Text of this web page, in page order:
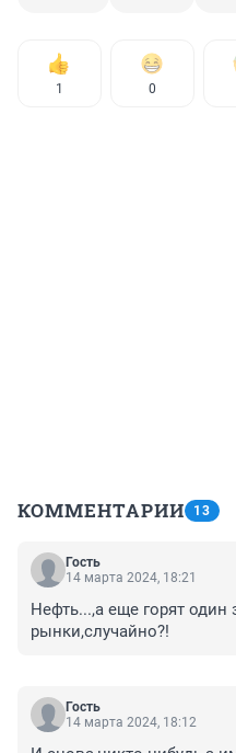
1 0
КОММЕНТАРИИ 13
Гость
14 марта 2024, 18:21
Нефть...,а еще горят один
рынки,случайно?!
Гость
14 марта 2024, 18:12